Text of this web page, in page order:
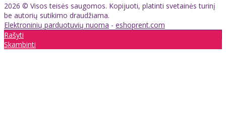
2026 © Visos teisės saugomos. Kopijuoti, platinti svetainės turinį
be autorių sutikimo draudžiama.
Elektroninių parduotuvių nuoma - eshoprent.com
Rašyti
Skambinti